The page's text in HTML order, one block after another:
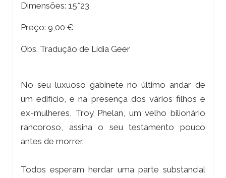
Dimensões: 15*23
Preço: 9,00 €
Obs. Tradução de Lídia Geer
No seu luxuoso gabinete no último andar de
um edifício, e na presença dos vários filhos e
ex-mulheres, Troy Phelan, um velho bilionário
rancoroso, assina o seu testamento pouco
antes de morrer.
Todos esperam herdar uma parte substancial